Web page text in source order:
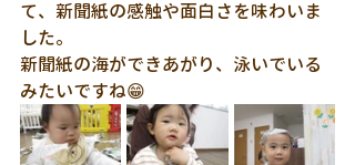
て、新聞紙の感触や面白さを味わいま
した。
新聞紙の海ができあがり、泳いでいる
みたいですね😁